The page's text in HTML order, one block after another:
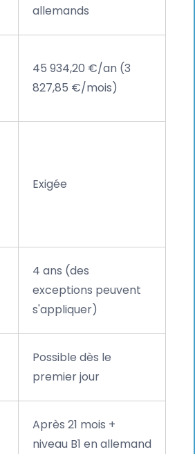
allemands
45 934,20 €/an (3
827,85 €/mois)
Exigée
4 ans (des
exceptions peuvent
s'appliquer)
Possible dès le
premier jour
Après 21 mois +
niveau B1 en allemand